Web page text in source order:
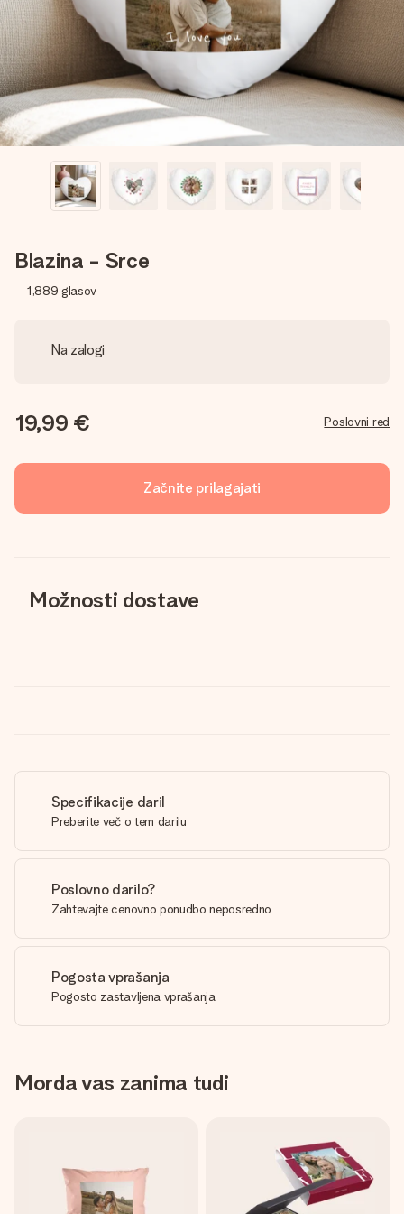
V nekaj preprostih korakih ustvari nekaj edinstvenega – z
njenim imenom, tvojo fotografijo ali sporočilom, ki ogreje
srce. Brez zapletov, le vsa ljubezen za ta trenutek.
Blazina - Srce
1,889 glasov
Na zalogi
19,99 € Poslovni red
Začnite prilagajati
Možnosti dostave
Specifikacije daril
Preberite več o tem darilu
Poslovno darilo?
Zahtevajte cenovno ponudbo neposredno
Pogosta vprašanja
Pogosto zastavljena vprašanja
Morda vas zanima tudi